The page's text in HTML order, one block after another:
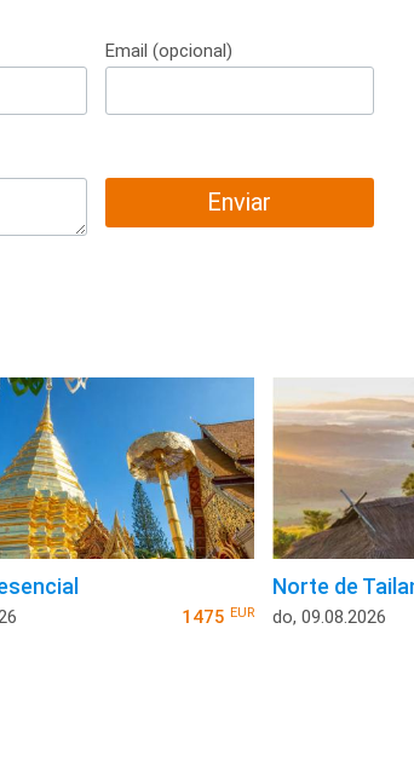
Email (opcional)
Enviar
1475 EUR
Norte de
do, 09.08.2026